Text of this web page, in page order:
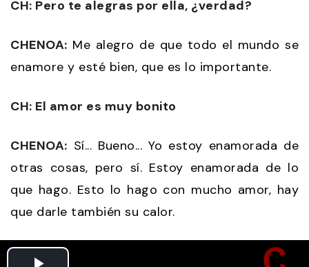
CH: Pero te alegras por ella, ¿verdad?
CHENOA: Me alegro de que todo el mundo se
enamore y esté bien, que es lo importante.
CH: El amor es muy bonito
CHENOA: Sí... Bueno... Yo estoy enamorada de
otras cosas, pero sí. Estoy enamorada de lo
que hago. Esto lo hago con mucho amor, hay
que darle también su calor.